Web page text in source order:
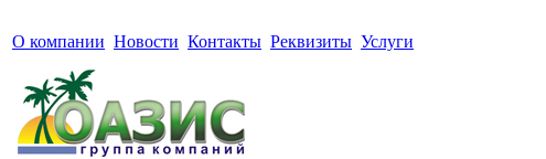
О компании Новости Контакты Реквизиты Услуги